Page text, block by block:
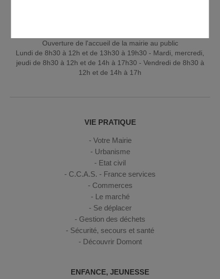
Ouverture de l'accueil de la mairie au public
Lundi de 8h30 à 12h et de 13h30 à 19h30 - Mardi, mercredi,
jeudi de 8h30 à 12h et de 14h à 17h30 - Vendredi de 8h30 à
12h et de 14h à 17h
VIE PRATIQUE
Votre Mairie
Urbanisme
Etat civil
C.C.A.S. - France services
Commerces
Le marché
Se déplacer
Gestion des déchets
Sécurité, secours et santé
Découvrir Domont
ENFANCE, JEUNESSE